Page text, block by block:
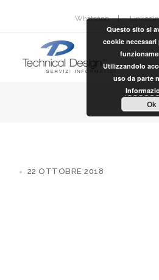
Whatsapp Linkedin
22 OTTOBRE 2018
Questo sito si
cookie necessari
Utilizzandolo
uso da parte
Ok